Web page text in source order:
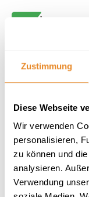
Zustimmung
Diese Webseite
Wir verwenden
personalisieren,
zu können und
analysieren.
Verwendung
Ausstattung
27 Bewertungen